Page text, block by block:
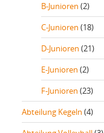
B-Junioren (2)
C-Junioren (18)
D-Junioren (21)
E-Junioren (2)
F-Junioren (23)
Abteilung Kegeln (4)